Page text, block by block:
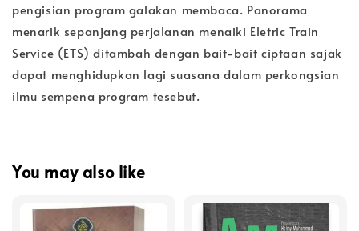
pengisian program galakan membaca. Panorama
menarik sepanjang perjalanan menaiki Eletric Train
Service (ETS) ditambah dengan bait-bait ciptaan sajak
dapat menghidupkan lagi suasana dalam perkongsian
ilmu sempena program tesebut.
You may also like